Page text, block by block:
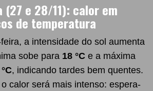
(27 e 28/11): calor em
de temperatura
a intensidade do sol aumenta
sobe para 18 °C e a máxima
, indicando tardes bem quentes.
calor será mais intenso: espera-